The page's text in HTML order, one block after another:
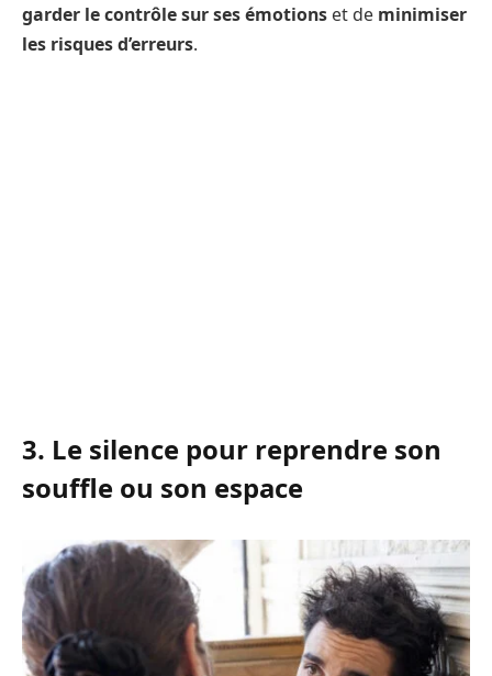
garder le contrôle sur ses émotions et de minimiser
les risques d’erreurs.
3. Le silence pour reprendre son
souffle ou son espace